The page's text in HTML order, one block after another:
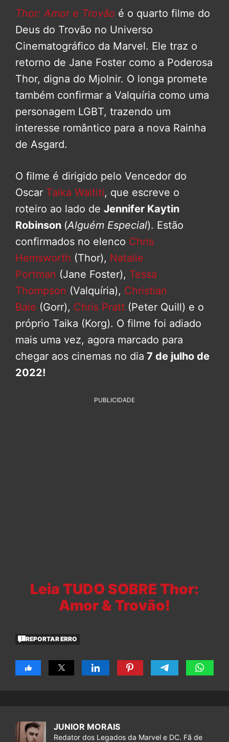
Thor: Amor e Trovão é o quarto filme do
Deus do Trovão no Universo
Cinematográfico da Marvel. Ele traz o
retorno de Jane Foster como a Poderosa
Thor, digna do Mjolnir. O longa promete
também confirmar a Valquíria como uma
personagem LGBT, trazendo um
interesse romântico para a nova Rainha
de Asgard.
O filme é dirigido pelo Vencedor do
Oscar Taika Waititi, que escreve o
roteiro ao lado de Jennifer Kaytin
Robinson (Alguém Especial). Estão
confirmados no elenco Chris
Hemsworth (Thor), Natalie
Portman (Jane Foster), Tessa
Thompson (Valquíria), Christian
Bale (Gorr), Chris Pratt (Peter Quill) e o
próprio Taika (Korg). O filme foi adiado
mais uma vez, agora marcado para
chegar aos cinemas no dia 7 de julho de
2022!
PUBLICIDADE
Leia TUDO SOBRE Thor:
Amor & Trovão!
REPORTAR ERRO
JUNIOR MORAIS
Redator dos Legados da Marvel e DC. Fã de